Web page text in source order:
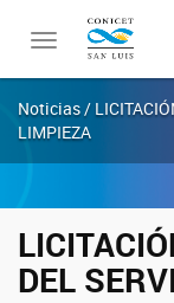
Toggle
Noticias /
LIMPIEZA
DEL